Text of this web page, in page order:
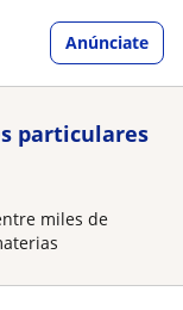
Anúnciate
particulares
miles de